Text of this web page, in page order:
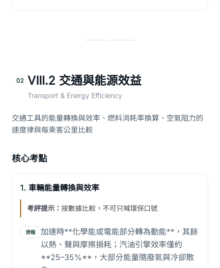
02 VIII.2 交通與能源效益
Transport & Energy Efficiency
交通工具的能量轉換與效率、燃料消耗率換算、空氣阻力的
速度律與每乘客公里比較
核心考點
1. 車輛能量轉換與效率
考評提示： 按數據比較，不可只喊環保口號
流程
加速時**化學能或電能部分轉為動能**，其餘
以熱、聲與摩擦損耗；汽油引擎效率僅約
**25–35%**，大部分能量隨廢氣與冷卻散